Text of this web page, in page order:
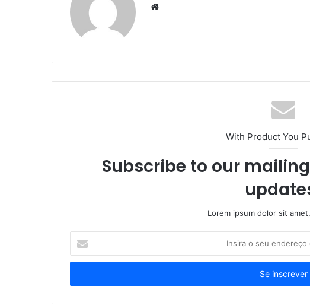
Website
With Product You
Subscribe to our
Lorem ipsum dolor sit
seu
de